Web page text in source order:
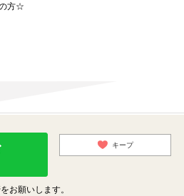
方☆
キープ
お願いします。